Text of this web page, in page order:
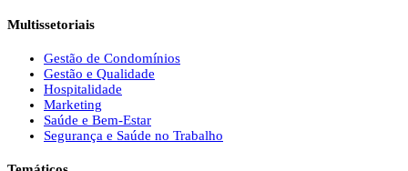
Multissetoriais
Gestão de Condomínios
Gestão e Qualidade
Hospitalidade
Marketing
Saúde e Bem-Estar
Segurança e Saúde no Trabalho